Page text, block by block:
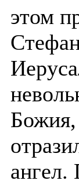
этом
ангел.